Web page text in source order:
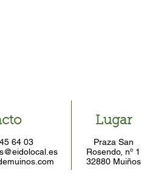
64 03
Lugar
Praza San
Rosendo, nº 1
32880 Muiños